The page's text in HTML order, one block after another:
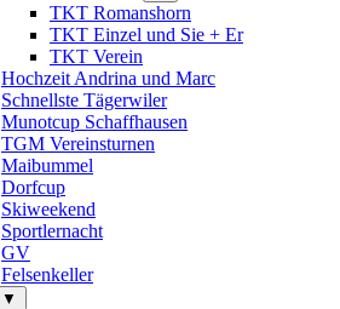
TKT Romanshorn
TKT Einzel und Sie + Er
TKT Verein
Hochzeit Andrina und Marc
Schnellste Tägerwiler
Munotcup Schaffhausen
TGM Vereinsturnen
Maibummel
Dorfcup
Skiweekend
Sportlernacht
GV
Felsenkeller
▼